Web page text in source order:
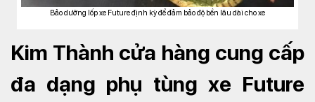
Bảo dưỡng lốp xe Future định kỳ để đảm bảo độ bền lâu dài cho xe
Kim Thành cửa hàng cung cấp
đa dạng phụ tùng xe Future